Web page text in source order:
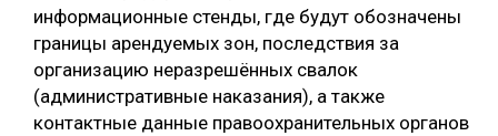
ДЕРЕВЯННОЕ ДОМОСТРОЕНИЕ
БЕЗОПАСНОЕ ПРОИЗВОДСТВО
СОРТИРОВКА ДРЕВЕСИНЫ
информационные стенды, где будут обозначены
границы арендуемых зон, последствия за
организацию неразрешённых свалок
(административные наказания), а также
контактные данные правоохранительных органов